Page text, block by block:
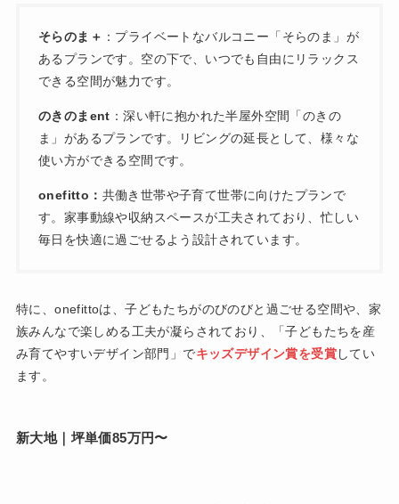
そらのま＋ ：プライベートなバルコニー「そらのま」が
あるプランです。空の下で、いつでも自由にリラックス
できる空間が魅力です。
のきのまent ：深い軒に抱かれた半屋外空間「のきの
ま」があるプランです。リビングの延長として、様々な
使い方ができる空間です。
onefitto： 共働き世帯や子育て世帯に向けたプランで
す。家事動線や収納スペースが工夫されており、忙しい
毎日を快適に過ごせるよう設計されています。
特に、onefittoは、子どもたちがのびのびと過ごせる空間や、家
族みんなで楽しめる工夫が凝らされており、「子どもたちを産
み育てやすいデザイン部門」でキッズデザイン賞を受賞してい
ます。
新大地｜坪単価85万円〜